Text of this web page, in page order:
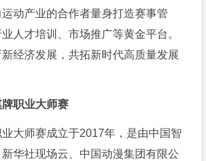
动产业的合作者量身打造赛事管
人才培训、市场推广等黄金平台。
经济发展，共拓新时代高质量发展
职业大师赛
大师赛成立于2017年，是由中国智
华社现场云、中国动漫集团有限公